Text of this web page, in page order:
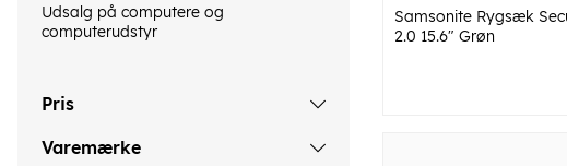
Udsalg på computere og
computerudstyr
Pris
Varemærke
Samsonite Rygsæk
2.0 15.6" Grøn